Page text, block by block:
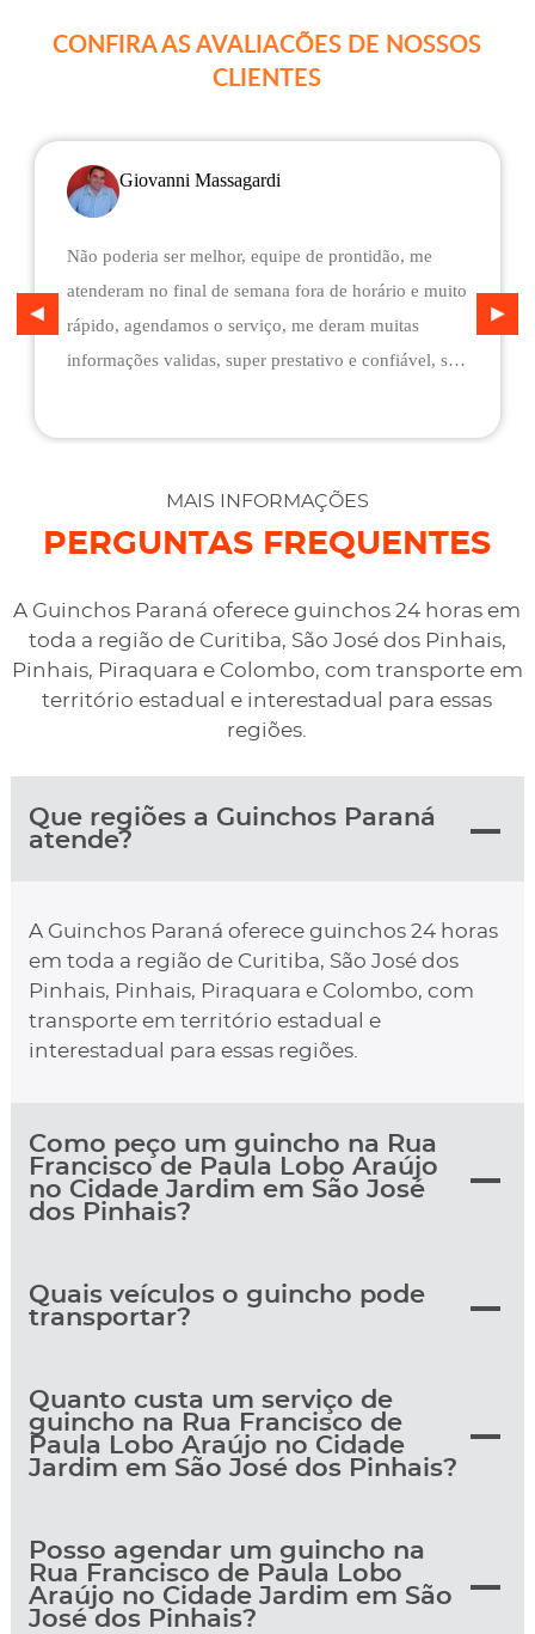
CONFIRA AS AVALIACÕES DE NOSSOS
CLIENTES
Giovanni Massagardi
Não poderia ser melhor, equipe de prontidão, me
atenderam no final de semana fora de horário e muito
rápido, agendamos o serviço, me deram muitas
informações validas, super prestativo e confiável, são
desviaram para uma oficina mais próximo, sem
qualquer custo na maior boa vontade.
MAIS INFORMAÇÕES
PERGUNTAS FREQUENTES
A Guinchos Paraná oferece guinchos 24 horas em
toda a região de Curitiba, São José dos Pinhais,
Pinhais, Piraquara e Colombo, com transporte em
território estadual e interestadual para essas
regiões.
Que regiões a Guinchos Paraná
atende?
A Guinchos Paraná oferece guinchos 24 horas
em toda a região de Curitiba, São José dos
Pinhais, Pinhais, Piraquara e Colombo, com
transporte em território estadual e
interestadual para essas regiões.
Como peço um guincho na Rua
Francisco de Paula Lobo Araújo
no Cidade Jardim em São José
dos Pinhais?
Quais veículos o guincho pode
transportar?
Quanto custa um serviço de
guincho na Rua Francisco de
Paula Lobo Araújo no Cidade
Jardim em São José dos Pinhais?
Posso agendar um guincho na
Rua Francisco de Paula Lobo
Araújo no Cidade Jardim em São
José dos Pinhais?